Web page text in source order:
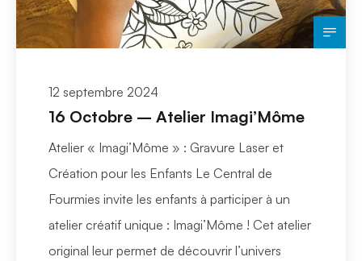
12 septembre 2024
16 Octobre – Atelier Imagi’Môme
Atelier « Imagi’Môme » : Gravure Laser et
Création pour les Enfants Le Central de
Fourmies invite les enfants à participer à un
atelier créatif unique : Imagi’Môme ! Cet atelier
original leur permet de découvrir l’univers